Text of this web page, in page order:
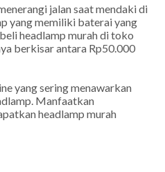
jalan saat mendaki di
yang memiliki baterai yang
headlamp murah di toko
berkisar antara Rp50.000
yang sering menawarkan
Manfaatkan
headlamp murah